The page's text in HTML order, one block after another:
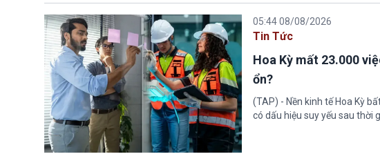
05:44 08/08/2026
Tin Tức
Hoa Kỳ mất 23.000
ổn?
(TAP) - Nền kinh tế Hoa Kỳ
có dấu hiệu suy yếu sau thời